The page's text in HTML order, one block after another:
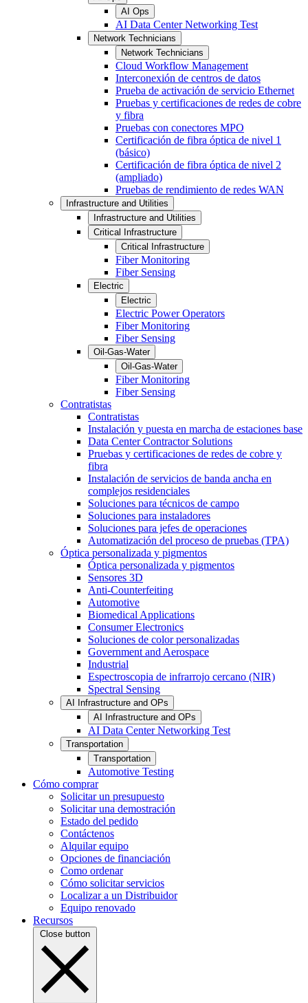
AI Ops
AI Data Center Networking Test
Network Technicians
Network Technicians
Cloud Workflow Management
Interconexión de centros de datos
Prueba de activación de servicio Ethernet
Pruebas y certificaciones de redes de cobre
y fibra
Pruebas con conectores MPO
Certificación de fibra óptica de nivel 1
(básico)
Certificación de fibra óptica de nivel 2
(ampliado)
Pruebas de rendimiento de redes WAN
Infrastructure and Utilities
Infrastructure and Utilities
Critical Infrastructure
Critical Infrastructure
Fiber Monitoring
Fiber Sensing
Electric
Electric
Electric Power Operators
Fiber Monitoring
Fiber Sensing
Oil-Gas-Water
Oil-Gas-Water
Fiber Monitoring
Fiber Sensing
Contratistas
Contratistas
Instalación y puesta en marcha de estaciones base
Data Center Contractor Solutions
Pruebas y certificaciones de redes de cobre y
fibra
Instalación de servicios de banda ancha en
complejos residenciales
Soluciones para técnicos de campo
Soluciones para instaladores
Soluciones para jefes de operaciones
Automatización del proceso de pruebas (TPA)
Óptica personalizada y pigmentos
Óptica personalizada y pigmentos
Sensores 3D
Anti-Counterfeiting
Automotive
Biomedical Applications
Consumer Electronics
Soluciones de color personalizadas
Government and Aerospace
Industrial
Espectroscopia de infrarrojo cercano (NIR)
Spectral Sensing
AI Infrastructure and OPs
AI Infrastructure and OPs
AI Data Center Networking Test
Transportation
Transportation
Automotive Testing
Cómo comprar
Solicitar un presupuesto
Solicitar una demostración
Estado del pedido
Contáctenos
Alquilar equipo
Opciones de financiación
Como ordenar
Cómo solicitar servicios
Localizar a un Distribuidor
Equipo renovado
Recursos
Close button